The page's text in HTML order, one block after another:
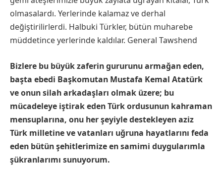
olmasalardı. Yerlerinde kalamaz ve derhal
değiştirilirlerdi. Halbuki Türkler, bütün muharebe
müddetince yerlerinde kaldılar. General Tawshend
Bizlere bu büyük zaferin gururunu armağan eden,
başta ebedi Başkomutan Mustafa Kemal Atatürk
ve onun silah arkadaşları olmak üzere; bu
mücadeleye iştirak eden Türk ordusunun kahraman
mensuplarına, onu her şeyiyle destekleyen aziz
Türk milletine ve vatanları uğruna hayatlarını feda
eden bütün şehitlerimize en samimi duygularımla
şükranlarımı sunuyorum.